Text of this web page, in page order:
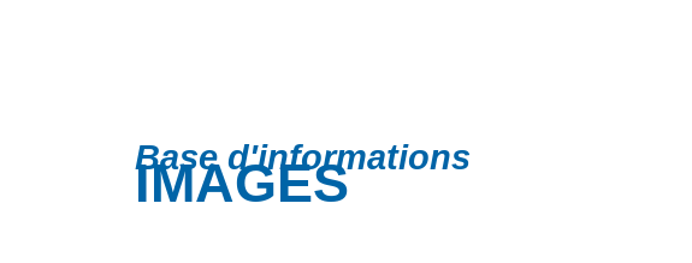
Base d'informations
IMAGES